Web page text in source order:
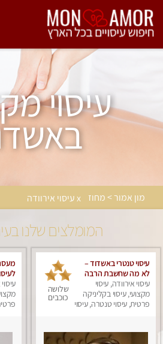
עיסוי
מון אמור > מחוז x עיסוי אירוודה
המומלצים שלנו
עיסוי טנטרי באשדוד –
לא מה שחשבת הרבה
יותר ממה שדמיינת
עיסוי אירוודה, עיסוי
מקצועי, עיסוי בקליניקה
פרטית, עיסוי טנטרה, עיסוי
שלושה
כוכבים
!!